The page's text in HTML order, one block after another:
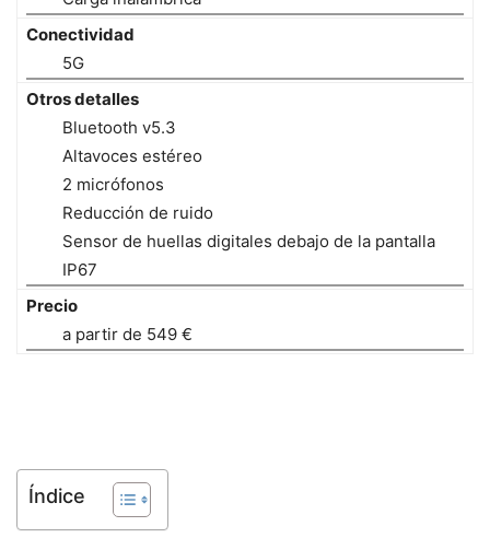
Conectividad
5G
Otros detalles
Bluetooth v5.3
Altavoces estéreo
2 micrófonos
Reducción de ruido
Sensor de huellas digitales debajo de la pantalla
IP67
Precio
a partir de 549 €
Índice